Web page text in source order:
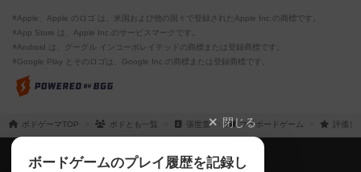
※Apple、Apple のロゴ は、米国および他の国々で登録されたApple Inc.の商標です。
※App Store は、Apple Inc.のサービスマークです。
※Android は、グーグル インコーポレイテッドの商標または登録商標です。
※Google Play とそのロゴは、Google Inc.の商標または登録商標です。
ボドゲーマTOP ボドとも一覧 張世萱 マイボードゲーム 評価し
閉じる
ボードゲームのプレイ履歴を記録し
ボドゲーマTOP